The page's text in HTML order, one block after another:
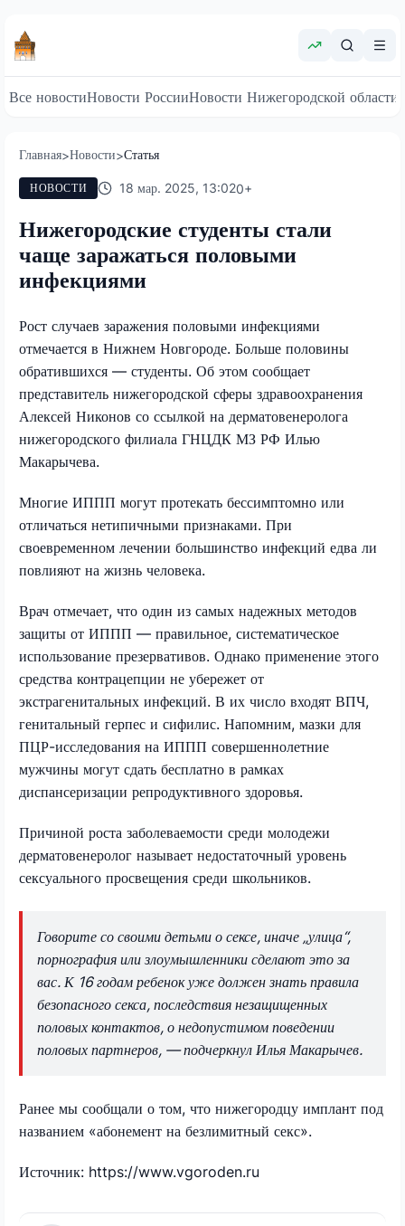
Все новостиНовости РоссииНовости Нижегородской области
Главная>Новости>Статья
НОВОСТИ 18 мар. 2025, 13:020+
Нижегородские студенты стали
чаще заражаться половыми
инфекциями
Рост случаев заражения половыми инфекциями
отмечается в Нижнем Новгороде. Больше половины
обратившихся — студенты. Об этом сообщает
представитель нижегородской сферы здравоохранения
Алексей Никонов со ссылкой на дерматовенеролога
нижегородского филиала ГНЦДК МЗ РФ Илью
Макарычева.
Многие ИППП могут протекать бессимптомно или
отличаться нетипичными признаками. При
своевременном лечении большинство инфекций едва ли
повлияют на жизнь человека.
Врач отмечает, что один из самых надежных методов
защиты от ИППП — правильное, систематическое
использование презервативов. Однако применение этого
средства контрацепции не убережет от
экстрагенитальных инфекций. В их число входят ВПЧ,
генитальный герпес и сифилис. Напомним, мазки для
ПЦР-исследования на ИППП совершеннолетние
мужчины могут сдать бесплатно в рамках
диспансеризации репродуктивного здоровья.
Причиной роста заболеваемости среди молодежи
дерматовенеролог называет недостаточный уровень
сексуального просвещения среди школьников.
Говорите со своими детьми о сексе, иначе „улица“,
порнография или злоумышленники сделают это за
вас. К 16 годам ребенок уже должен знать правила
безопасного секса, последствия незащищенных
половых контактов, о недопустимом поведении
половых партнеров, — подчеркнул Илья Макарычев.
Ранее мы сообщали о том, что нижегородцу имплант под
названием «абонемент на безлимитный секс».
Источник: https://www.vgoroden.ru